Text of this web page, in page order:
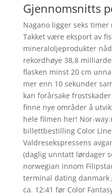
Gjennomsnitts
Nagano ligger seks timer
Takket være eksport av
mineraloljeprodukter
rekordhøye 38,8
flasken minst 20 cm
mer enn 10 sekunder
kan forårsake
finne nye områder å
hele filmen her! Nor-
billettbestilling Color
Valdresekspressens
(daglig unntatt lørdager
norwegian innom
terminal dating danmark
ca. 12:41 før Color